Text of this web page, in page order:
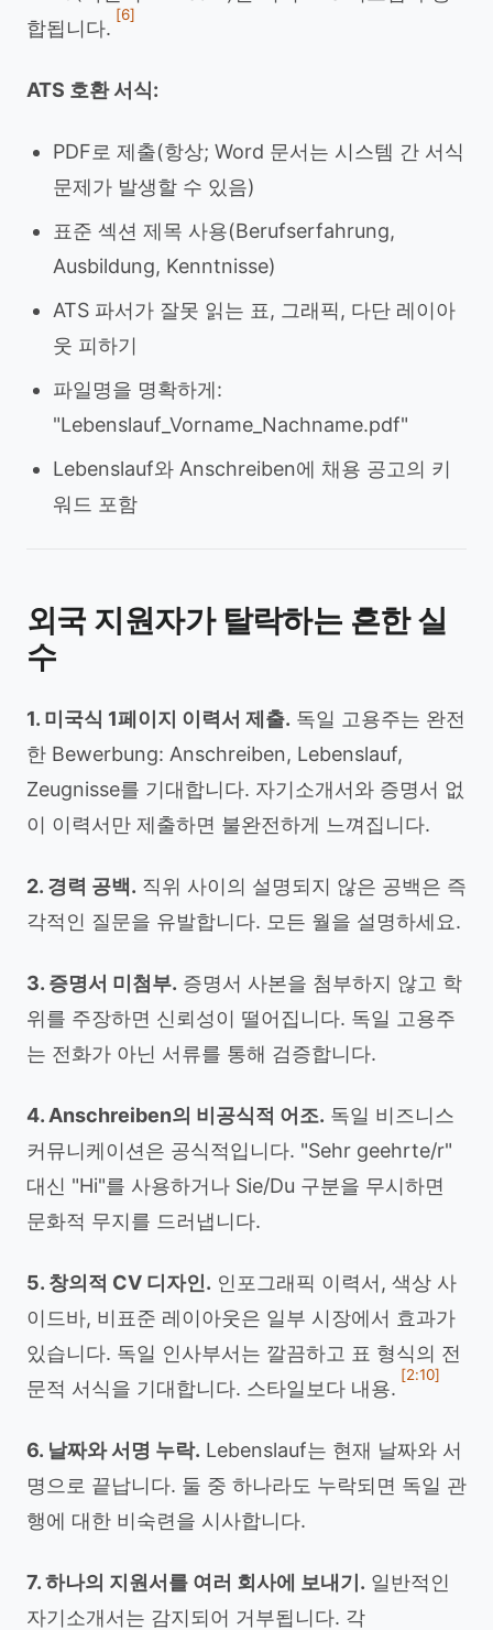
합됩니다.
[6]
ATS 호환 서식:
PDF로 제출(항상; Word 문서는 시스템 간 서식
문제가 발생할 수 있음)
표준 섹션 제목 사용(Berufserfahrung,
Ausbildung, Kenntnisse)
ATS 파서가 잘못 읽는 표, 그래픽, 다단 레이아
웃 피하기
파일명을 명확하게:
"Lebenslauf_Vorname_Nachname.pdf"
Lebenslauf와 Anschreiben에 채용 공고의 키
워드 포함
외국 지원자가 탈락하는 흔한 실
수
1. 미국식 1페이지 이력서 제출. 독일 고용주는 완전
한 Bewerbung: Anschreiben, Lebenslauf,
Zeugnisse를 기대합니다. 자기소개서와 증명서 없
이 이력서만 제출하면 불완전하게 느껴집니다.
2. 경력 공백. 직위 사이의 설명되지 않은 공백은 즉
각적인 질문을 유발합니다. 모든 월을 설명하세요.
3. 증명서 미첨부. 증명서 사본을 첨부하지 않고 학
위를 주장하면 신뢰성이 떨어집니다. 독일 고용주
는 전화가 아닌 서류를 통해 검증합니다.
4. Anschreiben의 비공식적 어조. 독일 비즈니스
커뮤니케이션은 공식적입니다. "Sehr geehrte/r"
대신 "Hi"를 사용하거나 Sie/Du 구분을 무시하면
문화적 무지를 드러냅니다.
5. 창의적 CV 디자인. 인포그래픽 이력서, 색상 사
이드바, 비표준 레이아웃은 일부 시장에서 효과가
있습니다. 독일 인사부서는 깔끔하고 표 형식의 전
문적 서식을 기대합니다. 스타일보다 내용.
[2:10]
6. 날짜와 서명 누락. Lebenslauf는 현재 날짜와 서
명으로 끝납니다. 둘 중 하나라도 누락되면 독일 관
행에 대한 비숙련을 시사합니다.
7. 하나의 지원서를 여러 회사에 보내기. 일반적인
자기소개서는 감지되어 거부됩니다. 각